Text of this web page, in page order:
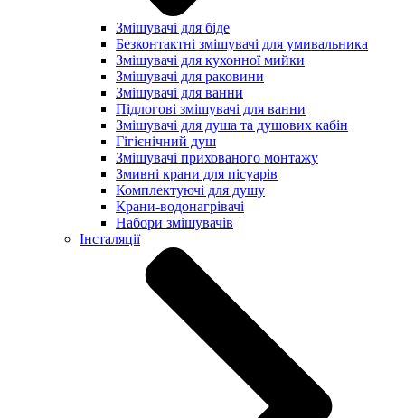
Змішувачі для біде
Безконтактні змішувачі для умивальника
Змішувачі для кухонної мийки
Змішувачі для раковини
Змішувачі для ванни
Підлогові змішувачі для ванни
Змішувачі для душа та душових кабін
Гігієнічний душ
Змішувачі прихованого монтажу
Змивні крани для пісуарів
Комплектуючі для душу
Крани-водонагрівачі
Набори змішувачів
Інсталяції